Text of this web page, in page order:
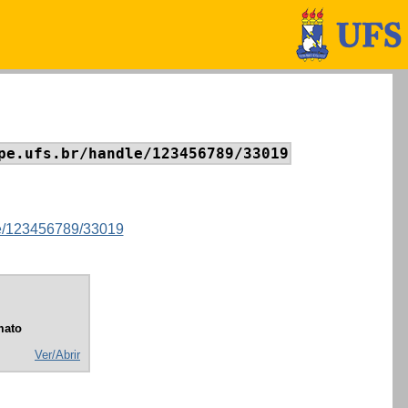
handle/123456789/33019
123456789/33019
Ver/Abrir